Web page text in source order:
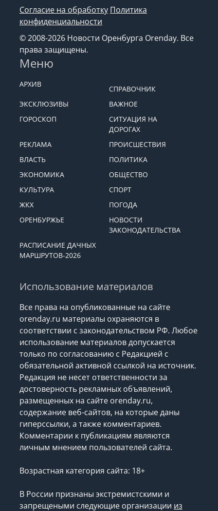
Согласие на обработку Политика
конфиденциальности
© 2008-2026 Новости Оренбурга Orenday. Все
права защищены.
Меню
АРХИВ
СПРАВОЧНИК
ЭКСКЛЮЗИВЫ
ВАЖНОЕ
ГОРОСКОП
СИТУАЦИЯ НА
ДОРОГАХ
РЕКЛАМА
ПРОИСШЕСТВИЯ
ВЛАСТЬ
ПОЛИТИКА
ЭКОНОМИКА
ОБЩЕСТВО
КУЛЬТУРА
СПОРТ
ЖКХ
ПОГОДА
ОРЕНБУРЖЬЕ
НОВОСТИ
ЗАКОНОДАТЕЛЬСТВА
РАСПИСАНИЕ ДАЧНЫХ
МАРШРУТОВ-2026
Использование материалов
Все права на опубликованные на сайте
orenday.ru материалы охраняются в
соответствии с законодательством РФ. Любое
использование материалов допускается
только по согласованию с Редакцией с
обязательной активной ссылкой на источник.
Редакция не несет ответственности за
достоверность рекламных объявлений,
размещенных на сайте orenday.ru,
содержание веб-сайтов, на которые даны
гиперссылки, а также комментариев.
Комментарии к публикациям являются
личным мнением пользователей сайта.
Возрастная категория сайта: 18+
В России признаны экстремистскими и
запрещеными следующие организации из